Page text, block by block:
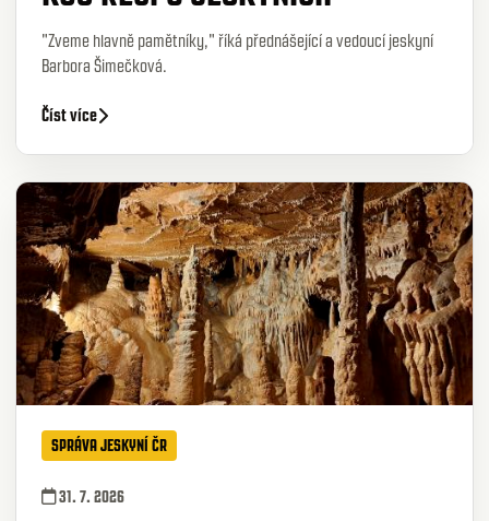
"Zveme hlavně pamětníky," říká přednášející a vedoucí jeskyní
Barbora Šimečková.
Číst více
SPRÁVA JESKYNÍ ČR
31. 7. 2026